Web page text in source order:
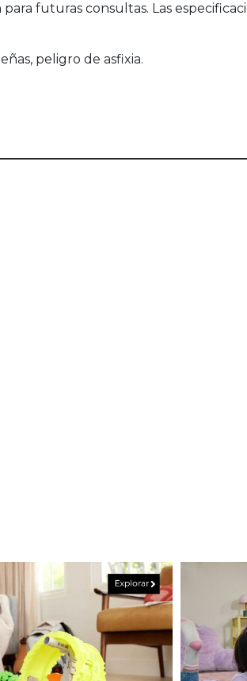
futuras consultas. Las
peligro de asfixia.